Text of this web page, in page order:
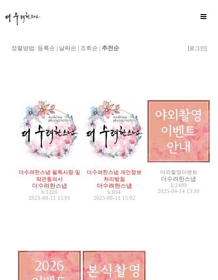
정렬방법: 등록순 날짜순 조회순 추천순 [로그인]
더수려한스냅 필독사항 및
약관동의서
더수려한스냅
h:1226
2025-08-11 15:01
더수려한스냅 개인정보
처리방침
더수려한스냅
h:854
2025-08-11 15:02
야외촬영이벤트
더수려한스냅
h:2499
2025-04-14 13:30